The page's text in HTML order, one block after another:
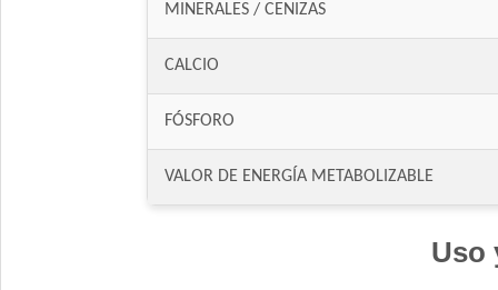
MINERALES / CENIZAS
CALCIO
FÓSFORO
VALOR DE ENERGÍA METABOLIZABLE
Uso